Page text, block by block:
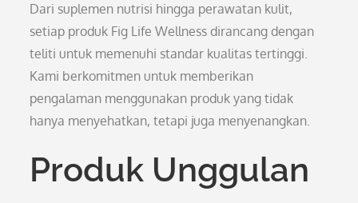
Dari suplemen nutrisi hingga perawatan kulit,
setiap produk Fig Life Wellness dirancang dengan
teliti untuk memenuhi standar kualitas tertinggi.
Kami berkomitmen untuk memberikan
pengalaman menggunakan produk yang tidak
hanya menyehatkan, tetapi juga menyenangkan.
Produk Unggulan